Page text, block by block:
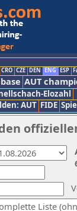
CRO CZE DEN ENG ESP
AUT
Elozahl
AUT FIDE